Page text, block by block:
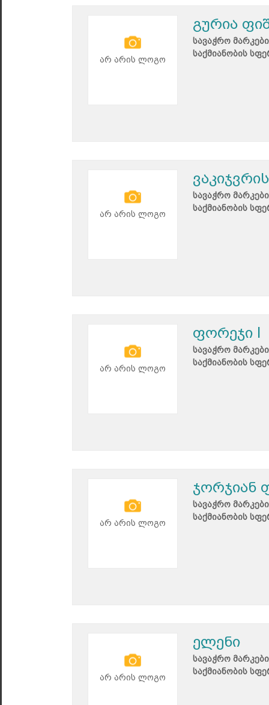
არ არის ლოგო
გურია
სავაჭრო
საქმიანობის
არ არის ლოგო
სავაჭრო
საქმიანობის
არ არის ლოგო
ფორეჯი I
სავაჭრო
საქმიანობის
არ არის ლოგო
ჯორჯიან
სავაჭრო
საქმიანობის
არ არის ლოგო
ელენი
სავაჭრო
საქმიანობის